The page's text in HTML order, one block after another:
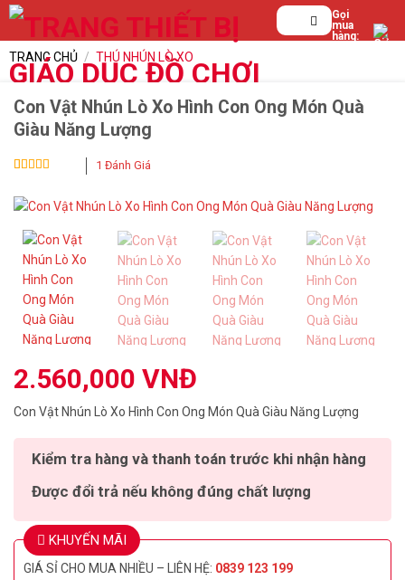
Bỏ
nội
dung
Tìm
kiếm:
Gọi
mua
hàng:
TRANG CHỦ / THÚ NHÚN LÒ XO
Con Vật Nhún Lò Xo Hình Con Ong Món Quà
Giàu Năng Lượng
trênđánh
giá
1 Đánh Giá
2.560,000 VNĐ
Con Vật Nhún Lò Xo Hình Con Ong Món Quà Giàu Năng Lượng
Kiểm tra hàng và thanh toán trước khi nhận hàng
Được đổi trả nếu không đúng chất lượng
KHUYẾN MÃI
GIÁ SỈ CHO MUA NHIỀU – LIÊN HỆ: 0839 123 199